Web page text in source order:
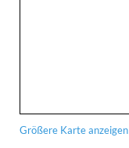
Größere Karte anzeigen